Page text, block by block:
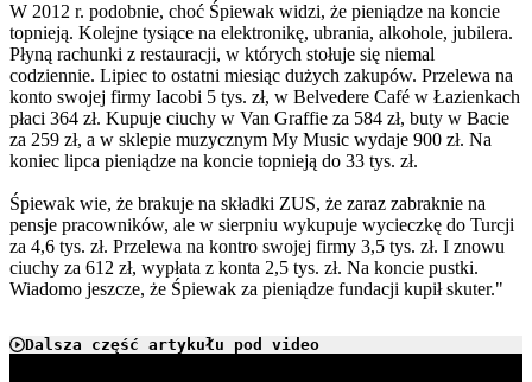
W 2012 r. podobnie, choć Śpiewak widzi, że pieniądze na koncie
topnieją. Kolejne tysiące na elektronikę, ubrania, alkohole, jubilera.
Płyną rachunki z restauracji, w których stołuje się niemal
codziennie. Lipiec to ostatni miesiąc dużych zakupów. Przelewa na
konto swojej firmy Iacobi 5 tys. zł, w Belvedere Café w Łazienkach
płaci 364 zł. Kupuje ciuchy w Van Graffie za 584 zł, buty w Bacie
za 259 zł, a w sklepie muzycznym My Music wydaje 900 zł. Na
koniec lipca pieniądze na koncie topnieją do 33 tys. zł.
Śpiewak wie, że brakuje na składki ZUS, że zaraz zabraknie na
pensje pracowników, ale w sierpniu wykupuje wycieczkę do Turcji
za 4,6 tys. zł. Przelewa na kontro swojej firmy 3,5 tys. zł. I znowu
ciuchy za 612 zł, wypłata z konta 2,5 tys. zł. Na koncie pustki.
Wiadomo jeszcze, że Śpiewak za pieniądze fundacji kupił skuter."
Dalsza część artykułu pod video